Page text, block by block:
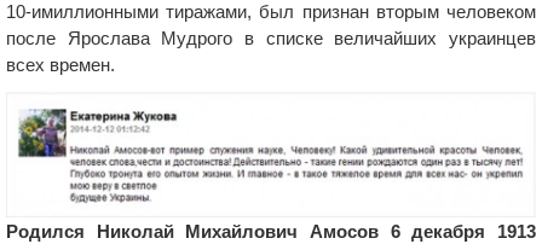
10-имиллионными тиражами, был признан вторым человеком
после Ярослава Мудрого в списке величайших украинцев
всех времен.
Родился Николай Михайлович Амосов 6 декабря 1913